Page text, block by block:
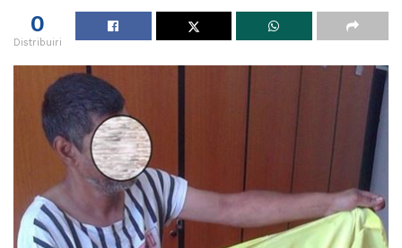
0
Distribuiri